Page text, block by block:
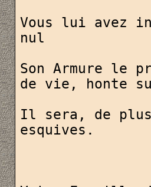
Vous lui avez
nul
Son Armure le
de vie, honte
Il sera, de
esquives.